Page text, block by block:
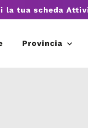
la tua scheda
Provincia